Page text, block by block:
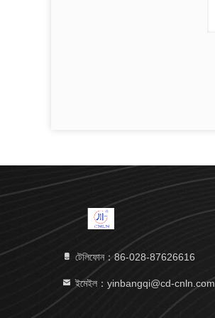
টেলিফোন：86-028-87626616
ইমেইল：yinbangqi@cd-cnln.com